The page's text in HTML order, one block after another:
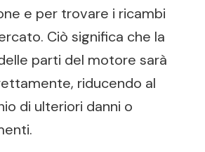
e per trovare i ricambi
Ciò significa che la
parti del motore sarà
riducendo al
di ulteriori danni o